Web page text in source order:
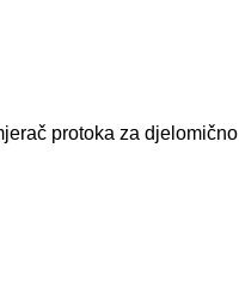
protoka za djelomično